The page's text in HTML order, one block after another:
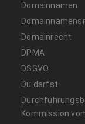
Domainnamen
Domainrecht
DPMA
DSGVO
Du darfst
Kommission